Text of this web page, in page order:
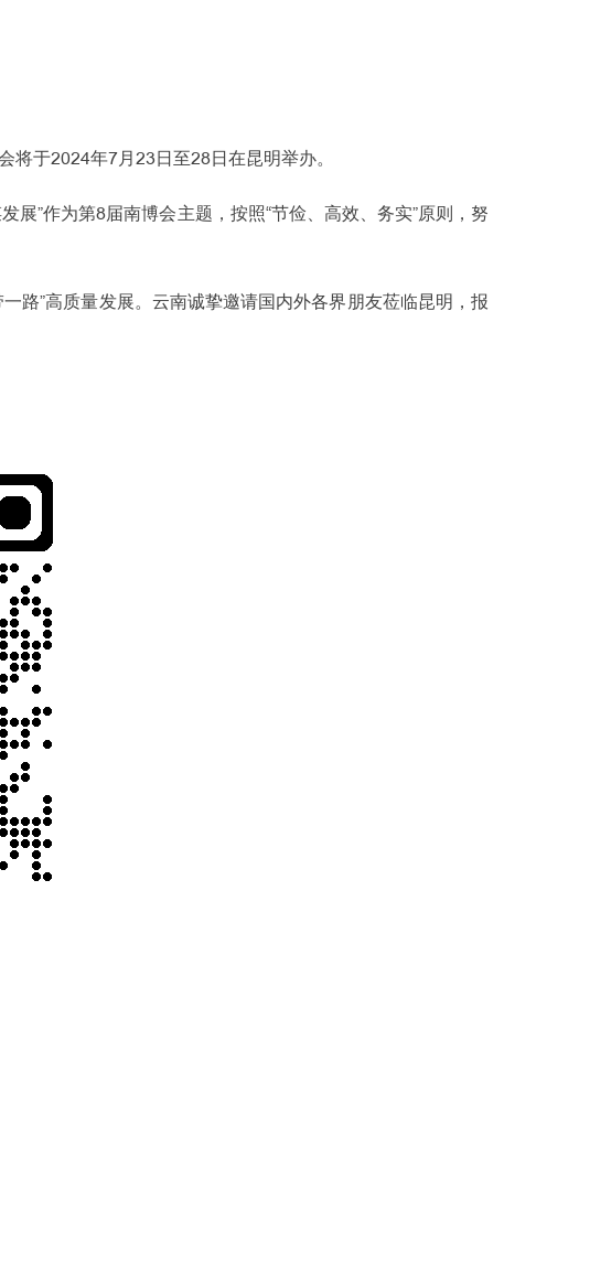
于2024年7月23日至28日在昆明举办。
”作为第8届南博会主题，按照“节俭、高效、务实”原则，努
路”高质量发展。云南诚挚邀请国内外各界朋友莅临昆明，报